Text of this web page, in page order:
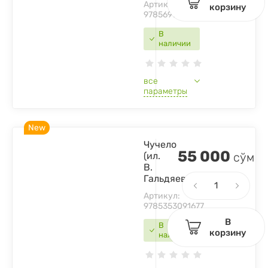
В
наличии
Артикул:
9785699811984
все
параметры
корзину
New
В
наличии
Чучело
(ил.
В.
Гальдяева)
Артикул:
9785353091677
55 000 сўм
В
корзину